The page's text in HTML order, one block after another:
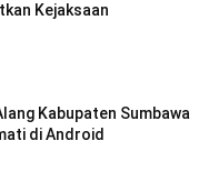
Kejaksaan
Kabupaten Sumbawa
di Android